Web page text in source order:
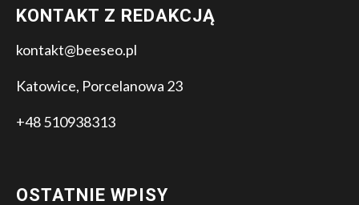
KONTAKT Z REDAKCJĄ
kontakt@beeseo.pl
Katowice, Porcelanowa 23
+48 510938313
OSTATNIE WPISY